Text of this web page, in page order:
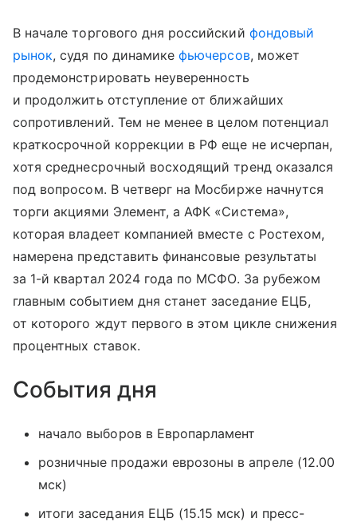
В начале торгового дня российский фондовый
рынок, судя по динамикефьючерсов, может
продемонстрировать неуверенность
и продолжить отступление от ближайших
сопротивлений. Тем не менее в целом потенциал
краткосрочной коррекции в РФ еще не исчерпан,
хотя среднесрочный восходящий тренд оказался
под вопросом. В четверг на Мосбирже начнутся
торги акциями Элемент, а АФК «Система»,
которая владеет компанией вместе с Ростехом,
намерена представить финансовые результаты
за 1-й квартал 2024 года по МСФО. За рубежом
главным событием дня станет заседание ЕЦБ,
от которого ждут первого в этом цикле снижения
процентных ставок.
События дня
начало выборов в Европарламент
розничные продажи еврозоны в апреле (12.00
мск)
итоги заседания ЕЦБ (15.15 мск) и пресс-